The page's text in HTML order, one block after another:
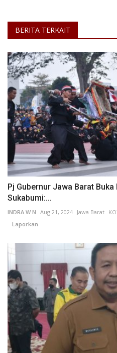
BERITA TERKAIT
Pj Gubernur Jawa Barat
Sukabumi:...
INDRA W N Aug 21, 2024 Jawa Barat
Laporkan